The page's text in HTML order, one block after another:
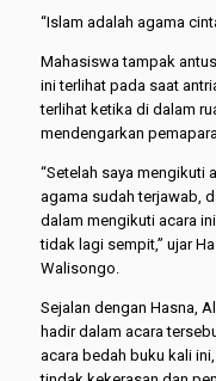
“Islam adalah agama
Mahasiswa tampak
ini terlihat pada saat
terlihat ketika di dalam
mendengarkan
“Setelah saya mengikuti
agama sudah terjawab,
dalam mengikuti acara
tidak lagi sempit,” ujar
Walisongo.
Sejalan dengan Hasna,
hadir dalam acara
acara bedah buku kali